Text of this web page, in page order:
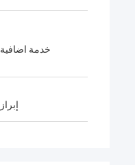
خدمة اضافية
إبراز